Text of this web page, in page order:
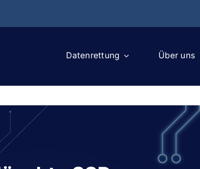
Datenrettung Über uns